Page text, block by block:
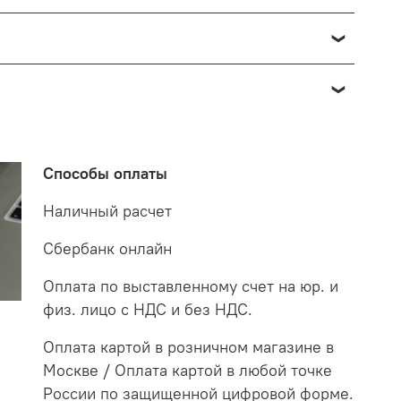
отнести к браку, при наличии товара в пункте
от 7 до 14 дней. За данное период мы закажем
старого образца потребуются больше в
покупая LED светильники не только
Способы оплаты
Наличный расчет
Сбербанк онлайн
Оплата по выставленному счет на юр. и
физ. лицо с НДС и без НДС.
Оплата картой в розничном магазине в
Москве / Оплата картой в любой точке
России по защищенной цифровой форме.